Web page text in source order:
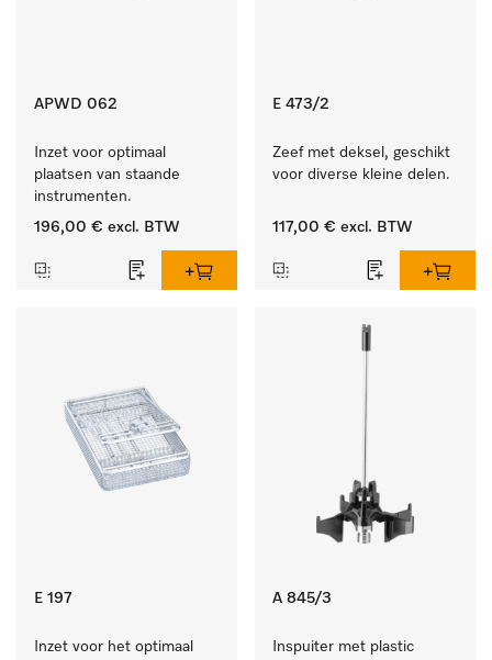
APWD 062
Inzet voor optimaal
plaatsen van staande
instrumenten.
196,00 € excl. BTW
E 473/2
Zeef met deksel, geschikt
voor diverse kleine delen.
117,00 € excl. BTW
E 197
Inzet voor het optimaal
A 845/3
Inspuiter met plastic